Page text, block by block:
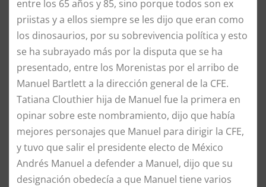
entre los 65 años y 85, sino porque todos son ex
priistas y a ellos siempre se les dijo que eran como
los dinosaurios, por su sobrevivencia política y esto
se ha subrayado más por la disputa que se ha
presentado, entre los Morenistas por el arribo de
Manuel Bartlett a la dirección general de la CFE.
​Tatiana Clouthier hija de Manuel fue la primera en
opinar sobre este nombramiento, dijo que había
mejores personajes que Manuel para dirigir la CFE,
y tuvo que salir el presidente electo de México
Andrés Manuel a defender a Manuel, dijo que su
designación obedecía a que Manuel tiene varios